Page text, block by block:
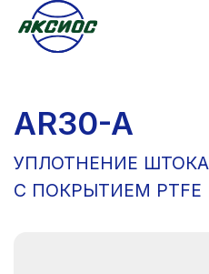
УПЛОТНЕНИЕ ШТОКА КЛАПАНА
С ПОКРЫТИЕМ PTFE